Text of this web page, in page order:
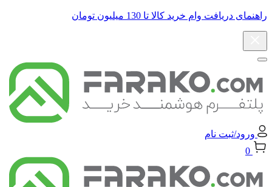
راهنمای دریافت وام خرید کالا تا 130 میلیون تومان
ورود/ثبت نام
0